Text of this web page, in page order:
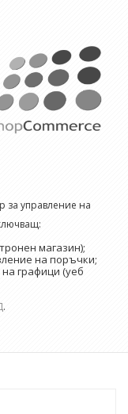
за управление на
магазин);
на поръчки;
графици (уеб
.